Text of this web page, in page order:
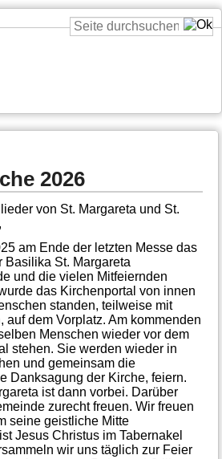
2026
von St. Margareta und St.
am Ende der letzten Messe das
St. Margareta
und die vielen Mitfeiernden
das Kirchenportal von innen
standen, teilweise mit
auf dem Vorplatz. Am kommenden
Menschen wieder vor dem
stehen. Sie werden wieder in
und gemeinsam die
Danksagung der Kirche, feiern.
ist dann vorbei. Darüber
zurecht freuen. Wir freuen
seine geistliche Mitte
Jesus Christus im Tabernakel
wir uns täglich zur Feier